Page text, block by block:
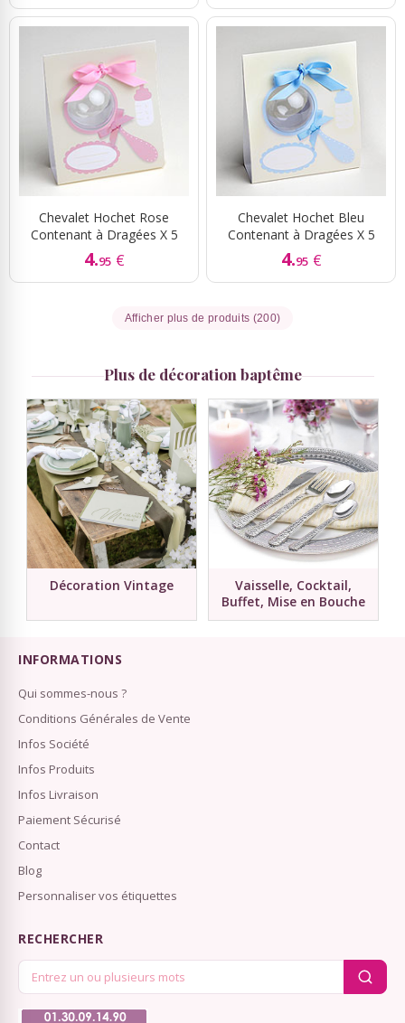
Chevalet Hochet Rose
Contenant à Dragées X 5
4.95 €
Chevalet Hochet Bleu
Contenant à Dragées X 5
4.95 €
Afficher plus de produits (200)
Plus de décoration baptême
Décoration Vintage
Vaisselle, Cocktail,
Buffet, Mise en Bouche
INFORMATIONS
Qui sommes-nous ?
Conditions Générales de Vente
Infos Société
Infos Produits
Infos Livraison
Paiement Sécurisé
Contact
Blog
Personnaliser vos étiquettes
RECHERCHER